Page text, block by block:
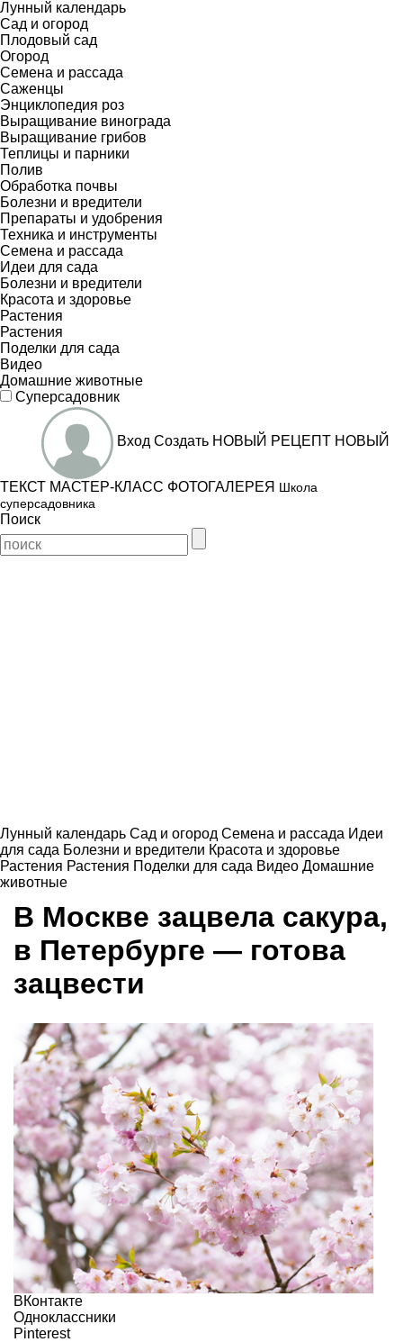
Лунный календарь
Сад и огород
Плодовый сад
Огород
Семена и рассада
Саженцы
Энциклопедия роз
Выращивание винограда
Выращивание грибов
Теплицы и парники
Полив
Обработка почвы
Болезни и вредители
Препараты и удобрения
Техника и инструменты
Семена и рассада
Идеи для сада
Болезни и вредители
Красота и здоровье
Растения
Растения
Поделки для сада
Видео
Домашние животные
Суперсадовник
Вход Создать НОВЫЙ РЕЦЕПТ НОВЫЙ
ТЕКСТ МАСТЕР-КЛАСС ФОТОГАЛЕРЕЯ Школа
суперсадовника
Поиск
Лунный календарь Сад и огород Семена и рассада Идеи
для сада Болезни и вредители Красота и здоровье
Растения Растения Поделки для сада Видео Домашние
животные
В Москве зацвела сакура,
в Петербурге — готова
зацвести
ВКонтакте
Одноклассники
Pinterest